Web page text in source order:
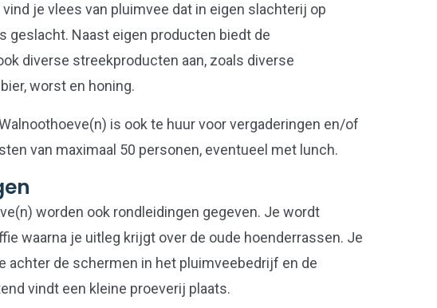
je vlees van pluimvee dat in eigen slachterij op
geslacht. Naast eigen producten biedt de
diverse streekproducten aan, zoals diverse
worst en honing.
is ook te huur voor vergaderingen en/of
van maximaal 50 personen, eventueel met lunch.
worden ook rondleidingen gegeven. Je wordt
waarna je uitleg krijgt over de oude hoenderrassen. Je
achter de schermen in het pluimveebedrijf en de
vindt een kleine proeverij plaats.